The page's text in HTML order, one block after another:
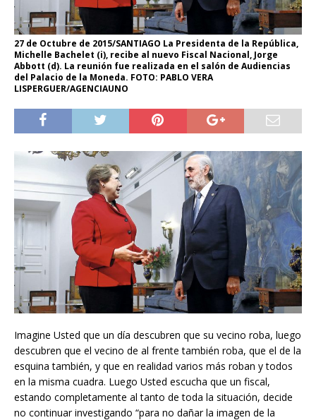
27 de Octubre de 2015/SANTIAGO La Presidenta de la República,
Michelle Bachelet (i), recibe al nuevo Fiscal Nacional, Jorge
Abbott (d). La reunión fue realizada en el salón de Audiencias
del Palacio de la Moneda. FOTO: PABLO VERA
LISPERGUER/AGENCIAUNO
Imagine Usted que un día descubren que su vecino roba, luego
descubren que el vecino de al frente también roba, que el de la
esquina también, y que en realidad varios más roban y todos
en la misma cuadra. Luego Usted escucha que un fiscal,
estando completamente al tanto de toda la situación, decide
no continuar investigando “para no dañar la imagen de la